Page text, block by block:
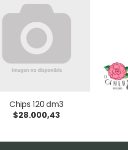
Chips 120 dm3
$28.000,43